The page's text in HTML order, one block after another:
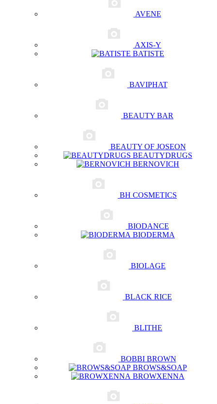
AVENE
AXIS-Y
BATISTE
BAVIPHAT
BEAUTY BAR
BEAUTY OF JOSEON
BEAUTYDRUGS
BERNOVICH
BH COSMETICS
BIODANCE
BIODERMA
BIOLAGE
BLACK RICE
BLITHE
BOBBI BROWN
BROWS&SOAP
BROWXENNA